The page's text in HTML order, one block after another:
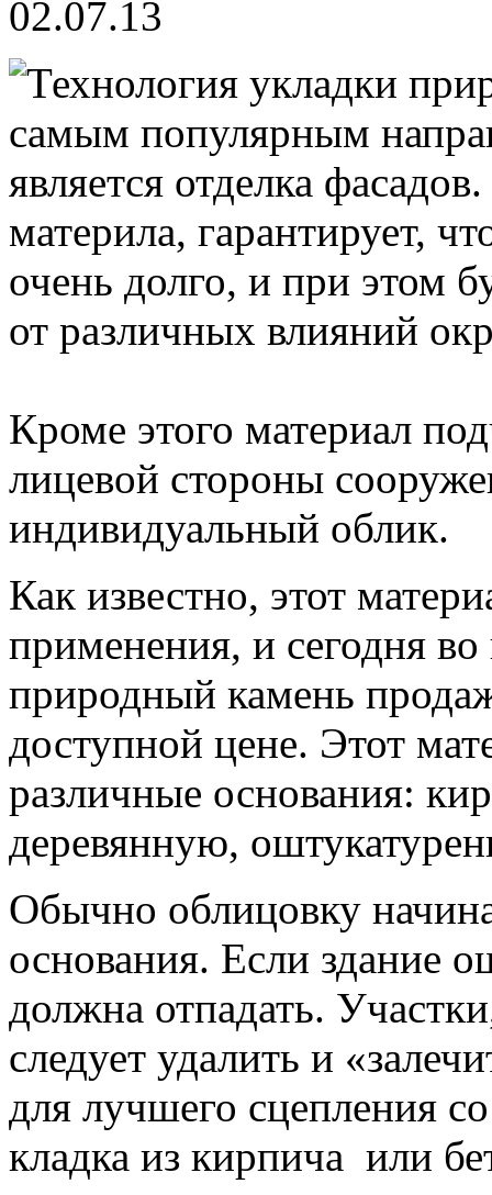
02.07.13
самым популярным
является отделка
материла, гарантирует,
очень долго, и при этом
от различных влияний
Кроме этого материал
лицевой стороны
индивидуальный облик.
Как известно, этот
применения, и сегодня во
природный камень
доступной цене. Этот
различные основания:
деревянную,
Обычно облицовку
основания. Если здание
должна отпадать.
следует удалить и
для лучшего сцепления
кладка из кирпича или